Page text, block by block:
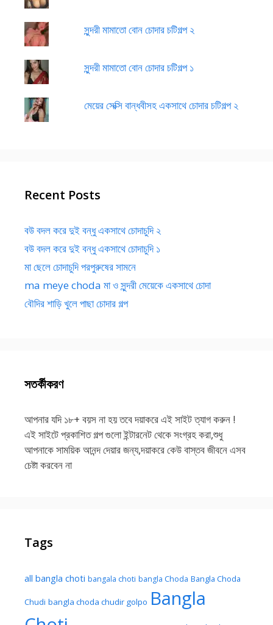
সুন্দরী মামাতো বোন চোদার চটিগল্প ২
সুন্দরী মামাতো বোন চোদার চটিগল্প ১
মেয়ের সেক্সি বান্ধবীসহ একসাথে চোদার চটিগল্প ২
Recent Posts
বউ বদল করে দুই বন্ধু একসাথে চোদাচুদি ২
বউ বদল করে দুই বন্ধু একসাথে চোদাচুদি ১
মা ছেলে চোদাচুদি পরপুরুষের সামনে
ma meye choda মা ও সুন্দরী মেয়েকে একসাথে চোদা
বৌদির শাড়ি খুলে পাছা চোদার গল্প
সতর্কীকরণ
আপনার যদি ১৮+ বয়স না হয় তবে দয়াকরে এই সাইট ত্যাগ করুন !
এই সাইটে প্রকাশিত গল্প গুলো ইন্টারনেট থেকে সংগ্রহ করা,শুধু
আপনাকে সাময়িক আনন্দ দেয়ার জন্য,দয়াকরে কেউ বাস্তব জীবনে এসব
চেষ্টা করবেন না
Tags
all bangla choti bangala choti bangla Choda Bangla Choda
Chudi bangla choda chudir golpo Bangla